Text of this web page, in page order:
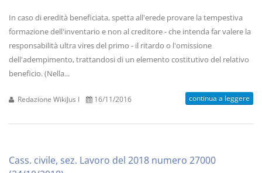
In caso di eredità beneficiata, spetta all'erede provare la tempestiva
formazione dell'inventario e non al creditore - che intenda far valere la
responsabilità ultra vires del primo - il ritardo o l'omissione
dell'adempimento, trattandosi di un elemento costitutivo del relativo
beneficio. (Nella...
Redazione WikiJus I 16/11/2016 continua a leggere
Cass. civile, sez. Lavoro del 2018 numero 27000